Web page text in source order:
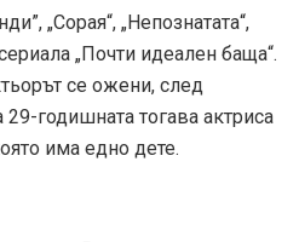
„Сорая“, „Непознатата“,
„Почти идеален баща“.
се ожени, след
годишната тогава актриса
има едно дете.